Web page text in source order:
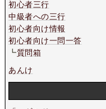
初心者三行
中級者への三行
初心者向け情報
初心者向け一問一答
┗質問箱
あんけ